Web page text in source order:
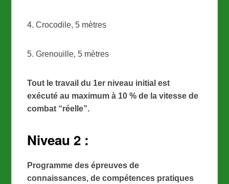
4. Crocodile, 5 mètres
5. Grenouille, 5 mètres
Tout le travail du 1er niveau initial est
exécuté au maximum à 10 % de la vitesse de
combat “réelle”.
Niveau 2 :
Programme des épreuves de
connaissances, de compétences pratiques